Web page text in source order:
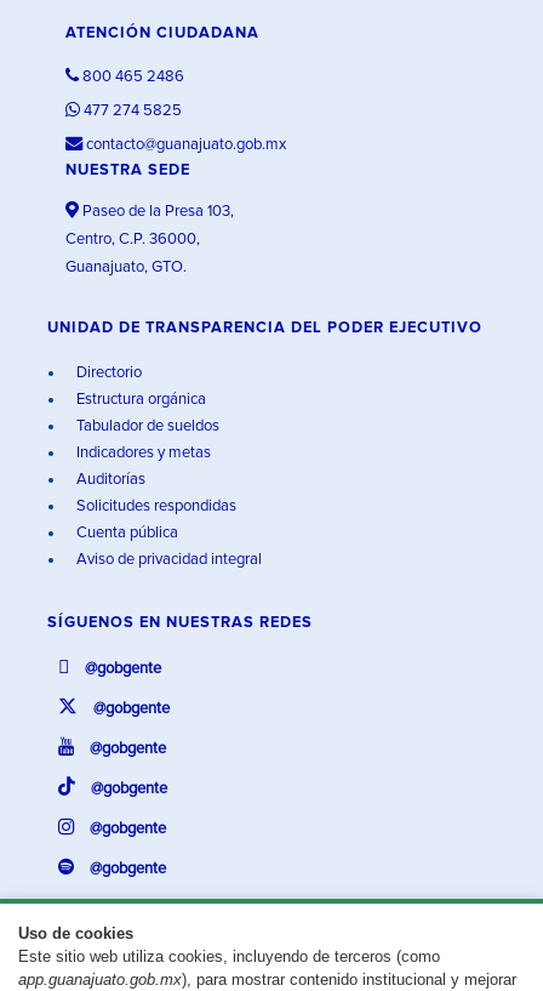
Uso de cookies
Este sitio web utiliza cookies, incluyendo de terceros (como
app.guanajuato.gob.mx), para mostrar contenido institucional y mejorar
ATENCIÓN CIUDADANA
800 465 2486
477 274 5825
contacto@guanajuato.gob.mx
NUESTRA SEDE
Paseo de la Presa 103,
Centro, C.P. 36000,
Guanajuato, GTO.
UNIDAD DE TRANSPARENCIA DEL PODER EJECUTIVO
Directorio
Estructura orgánica
Tabulador de sueldos
Indicadores y metas
Auditorías
Solicitudes respondidas
Cuenta pública
Aviso de privacidad integral
SÍGUENOS EN NUESTRAS REDES
@gobgente
@gobgente
@gobgente
@gobgente
@gobgente
@gobgente
¿Existe algún problema con esta página?Repórtalo aquí.